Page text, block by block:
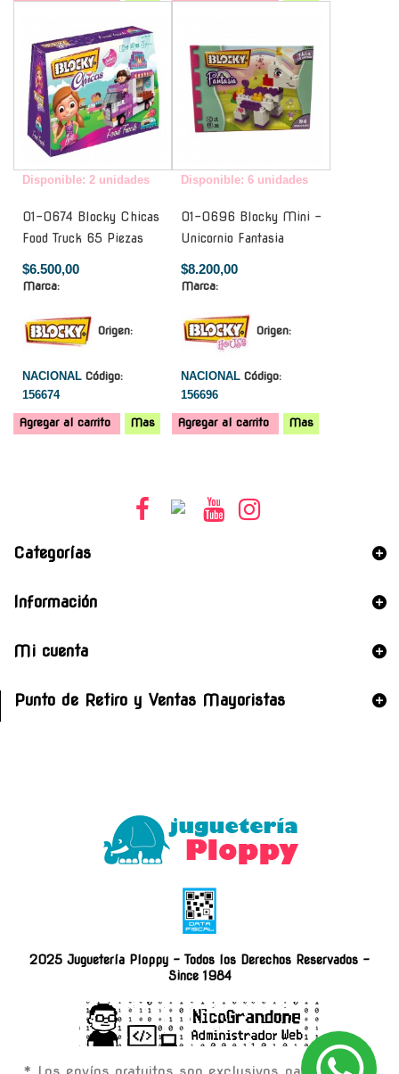
Disponible: 2 unidades
01-0674 Blocky Chicas
Food Truck 65 Piezas
$6.500,00
Marca:
Origen:
NACIONAL Código:
156674
Agregar al carrito Mas
Disponible: 6 unidades
01-0696 Blocky Mini -
Unicornio Fantasia
$8.200,00
Marca:
Origen:
NACIONAL Código:
156696
Agregar al carrito Mas
Categorías
Información
Mi cuenta
Punto de Retiro y Ventas Mayoristas
2025 Juguetería Ploppy - Todos los Derechos Reservados -
Since 1984